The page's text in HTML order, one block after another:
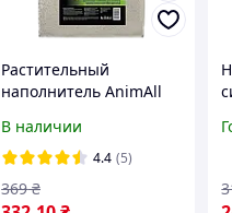
Растительный
наполнитель AnimAll
кошачьего туалета,
комкующий, без
аромата, 6 л (2,6 кг)
В наличии
4.4 (5)
369 ₴